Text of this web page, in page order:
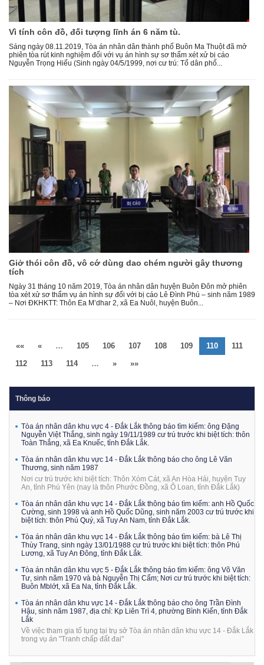
Vì tính côn đồ, đối tượng lĩnh án 6 năm tù.
Sáng ngày 08.11.2019, Tòa án nhân dân thành phố Buôn Ma Thuột đã mở
phiên tòa rút kinh nghiệm đối với vụ án hình sự sơ thẩm xét xử bị cáo
Nguyễn Trọng Hiếu (Sinh ngày 04/5/1999, nơi cư trú: Tổ dân phố...
Giở thói côn đồ, vô cớ dùng dao chém người gây thương
tích
Ngày 31 tháng 10 năm 2019, Tòa án nhân dân huyện Buôn Đôn mở phiên
tòa xét xử sơ thẩm vụ án hình sự đối với bị cáo Lê Đình Phú – sinh năm 1989
– Nơi ĐKHKTT: Thôn Ea M’dhar 2, xã Ea Nuôl, huyện Buôn...
«« « … 105 106 107 108 109 110
111
112
113 114 … » »»
Thông báo
Tòa án nhân dân khu vực 4 - Đắk Lắk thông báo tìm kiếm: ông Đặng
Nguyễn Việt Thắng, sinh ngày 19/11/1989 cư trú trước khi biệt tích: thôn
Toàn Thắng, xã Ea Knuếc, tỉnh Đắk Lắk.
Tòa án nhân dân khu vực 14 - Đắk Lắk thông báo cho ông Lê Văn
Thương, sinh năm 1987
Nơi cư trú trước khi biệt tích: Thôn Xóm Cát, xã An Hòa Hải, huyện Tuy
An, tỉnh Phú Yên (nay là thôn Phước Đồng, xã Ô Loan, tỉnh Đắk Lắk)
Tòa án nhân dân khu vực 14 - Đắk Lắk thông báo tìm kiếm: anh Hồ Quốc
Cường, sinh 1998 và anh Hồ Quốc Dũng, sinh năm 2003 cư trú trước khi
biệt tích: thôn Phú Quý, xã Tuy An Nam, tỉnh Đắk Lắk.
Tòa án nhân dân khu vực 14 - Đắk Lắk thông báo tìm kiếm: bà Lê Thị
Thùy Trang, sinh ngày 13/01/1988 cư trú trước khi biệt tích: thôn Phú
Lương, xã Tuy An Đông, tỉnh Đắk Lắk.
Tòa án nhân dân khu vực 5 - Đắk Lắk thông báo tìm kiếm: ông Võ Văn
Tư, sinh năm 1970 và bà Nguyễn Thị Cẩm; Nơi cư trú trước khi biệt tích:
Buôn Mblớt, xã Ea Na, tỉnh Đắk Lắk.
Tòa án nhân dân khu vực 14 - Đắk Lắk thông báo cho ông Trần Đình
Hậu, sinh năm 1987, địa chỉ: Kp Liên Trì 4, phường Bình Kiến, tỉnh Đắk
Lắk
Về việc tham gia tố tụng tại trụ sở Tòa án nhân dân khu vực 14 - Đắk Lắk
trong vụ án "Tranh chấp đất đai"